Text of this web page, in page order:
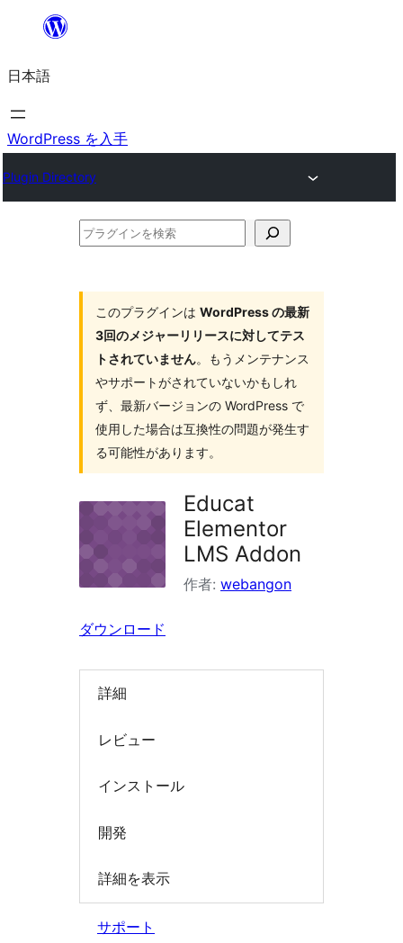
を
ス
キ
プ
日本語
WordPress を入手
Plugin Directory
プ
このプラグインは WordPress の最新
3回のメジャーリリースに対してテス
トされていません。もうメンテナンス
やサポートがされていないかもしれ
ず、最新バージョンの WordPress で
使用した場合は互換性の問題が発生す
る可能性があります。
Educat
Elementor
LMS Addon
作者: webangon
ダウンロード
詳細
レビュー
インストール
開発
詳細を表示
サポート